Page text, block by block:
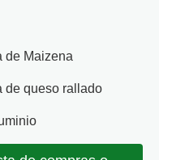
de Maizena
de queso rallado